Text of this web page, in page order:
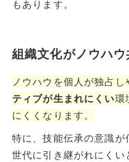
もあります。
組織文化がノウハ
ノウハウを個人が独占し
ティブが生まれにくい環
にくくなります。
特に、技能伝承の意識
世代に引き継がれにくい